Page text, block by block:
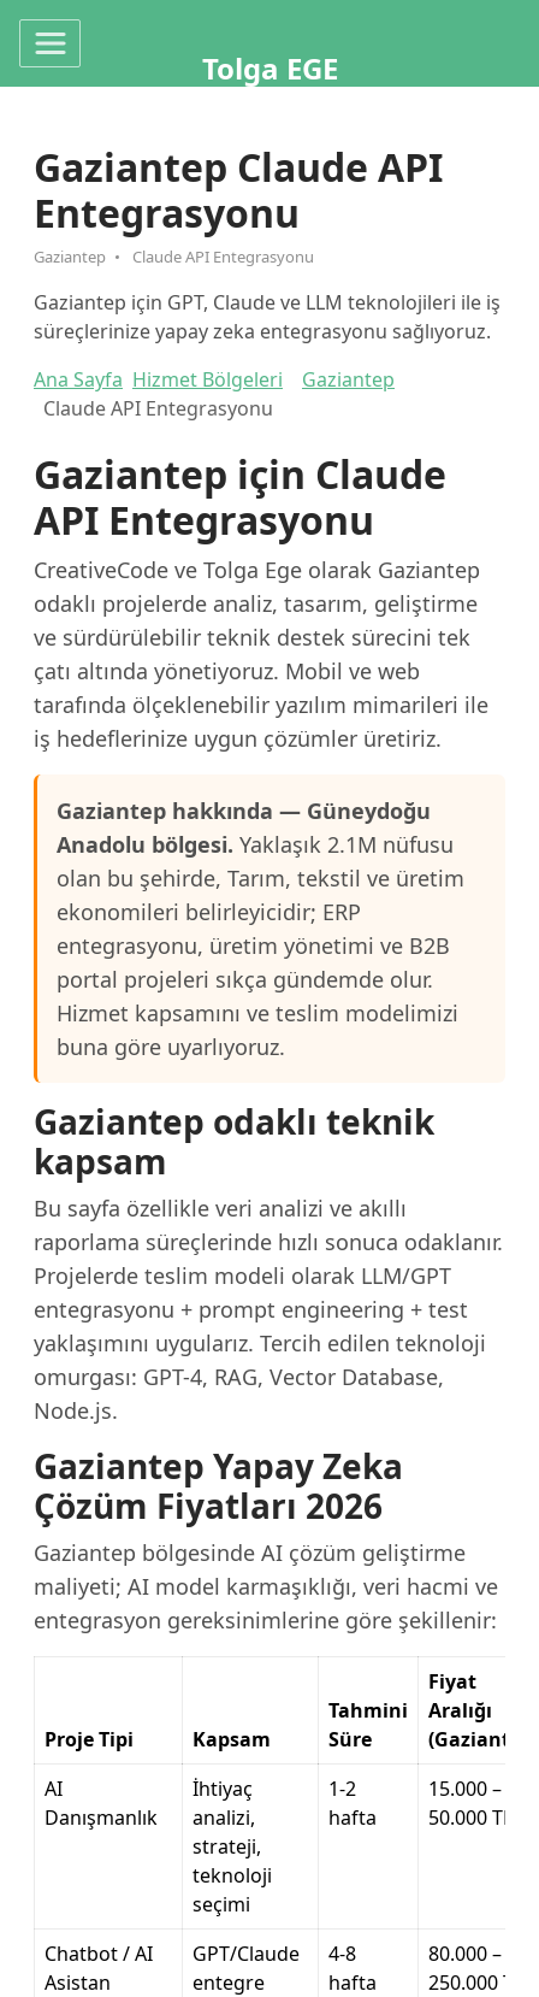
Tolga EGE
Gaziantep Claude API
Entegrasyonu
Gaziantep Claude API Entegrasyonu
Gaziantep için GPT, Claude ve LLM teknolojileri ile iş
süreçlerinize yapay zeka entegrasyonu sağlıyoruz.
Ana Sayfa Hizmet Bölgeleri
Gaziantep
Claude API Entegrasyonu
Gaziantep için Claude
API Entegrasyonu
CreativeCode ve Tolga Ege olarak Gaziantep
odaklı projelerde analiz, tasarım, geliştirme
ve sürdürülebilir teknik destek sürecini tek
çatı altında yönetiyoruz. Mobil ve web
tarafında ölçeklenebilir yazılım mimarileri ile
iş hedeflerinize uygun çözümler üretiriz.
Gaziantep hakkında — Güneydoğu
Anadolu bölgesi. Yaklaşık 2.1M nüfusu
olan bu şehirde, Tarım, tekstil ve üretim
ekonomileri belirleyicidir; ERP
entegrasyonu, üretim yönetimi ve B2B
portal projeleri sıkça gündemde olur.
Hizmet kapsamını ve teslim modelimizi
buna göre uyarlıyoruz.
Gaziantep odaklı teknik
kapsam
Bu sayfa özellikle veri analizi ve akıllı
raporlama süreçlerinde hızlı sonuca odaklanır.
Projelerde teslim modeli olarak LLM/GPT
entegrasyonu + prompt engineering + test
yaklaşımını uygularız. Tercih edilen teknoloji
omurgası: GPT-4, RAG, Vector Database,
Node.js.
Gaziantep Yapay Zeka
Çözüm Fiyatları 2026
Gaziantep bölgesinde AI çözüm geliştirme
maliyeti; AI model karmaşıklığı, veri hacmi ve
entegrasyon gereksinimlerine göre şekillenir:
Proje Tipi Kapsam
Tahmini
Süre
Fiyat
Aralığı
(Gaziantep)
AI
Danışmanlık
İhtiyaç
analizi,
strateji,
teknoloji
seçimi
1-2
hafta
15.000 –
50.000 TL
Chatbot / AI
Asistan
GPT/Claude
entegre
4-8
hafta
80.000 –
250.000 TL